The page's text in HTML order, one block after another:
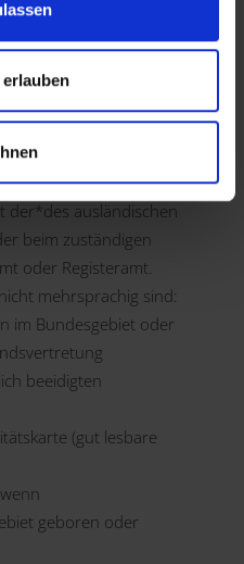
über den aktuellen
als 6 Monate, erhältlich
der*des ausländischen
beim zuständigen
oder Registeramt.
mehrsprachig sind:
im Bundesgebiet oder
beeidigten
(gut lesbare
geboren oder